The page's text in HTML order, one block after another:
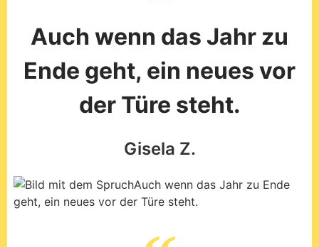
Auch wenn das Jahr zu
Ende geht, ein neues vor
der Türe steht.
Gisela Z.